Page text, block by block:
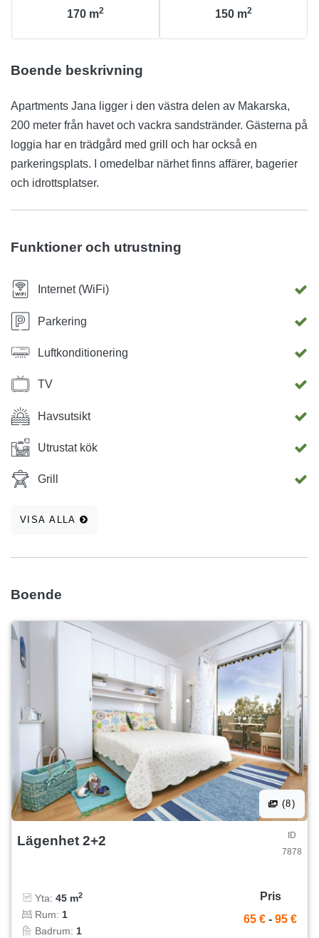
170 m2 150 m2
Boende beskrivning
Apartments Jana ligger i den västra delen av Makarska,
200 meter från havet och vackra sandstränder. Gästerna på
loggia har en trädgård med grill och har också en
parkeringsplats. I omedelbar närhet finns affärer, bagerier
och idrottsplatser.
Funktioner och utrustning
Internet (WiFi)
Parkering
Luftkonditionering
TV
Havsutsikt
Utrustat kök
Grill
VISA ALLA
Boende
(8)
Lägenhet 2+2
ID
7878
Yta: 45 m2
Rum: 1
Badrum: 1
Pris
65 € - 95 €